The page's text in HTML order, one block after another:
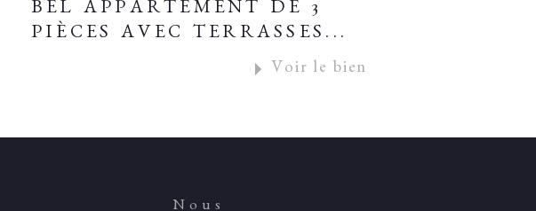
BEL APPARTEMENT DE 3
PIÈCES AVEC TERRASSES...
Voir le bien
Nous